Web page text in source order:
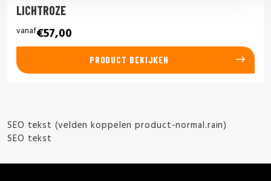
LICHTROZE
vanaf€57,00
PRODUCT BEKIJKEN
SEO tekst (velden koppelen product-normal.rain)
SEO tekst